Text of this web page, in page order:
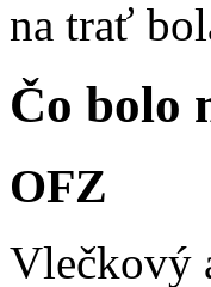
na trať
Čo bolo
OFZ
Vlečkový